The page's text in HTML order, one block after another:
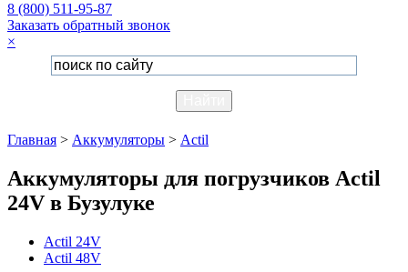
8 (800) 511-95-87
Заказать обратный звонок
×
Главная > Аккумуляторы > Actil
Аккумуляторы для погрузчиков Actil
24V в Бузулуке
Actil 24V
Actil 48V